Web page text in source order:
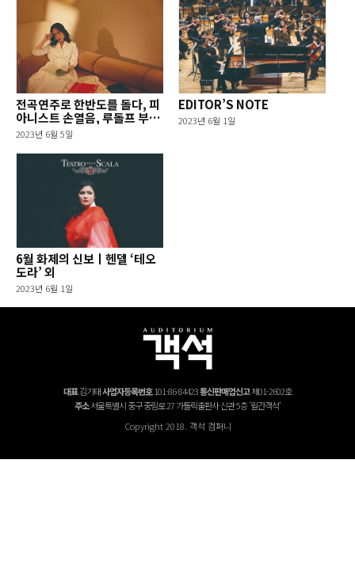
전곡연주로 한반도를 돌다, 피
아니스트 손열음, 루돌프 부흐
빈더
2023년 6월 5일
EDITOR’S NOTE
2023년 6월 1일
6월 화제의 신보ㅣ헨델 ‘테오
도라’ 외
2023년 6월 1일
대표김기태사업자등록번호101-86-84423통신판매업신고제01-2602호
주소서울특별시 중구 중림로 27 가톨릭출판사 신관 5층 '월간객석'
Copyright 2018. 객석 컴퍼니